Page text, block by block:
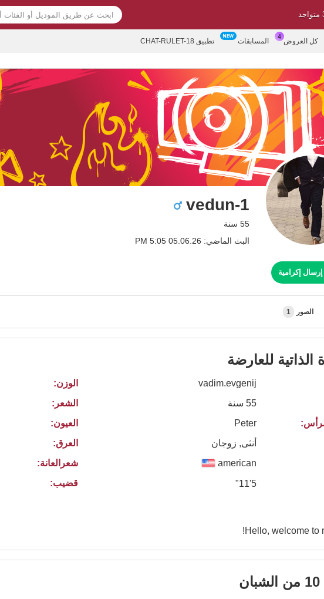
كل العروض المسابقات تطبيق CHAT-RULET-18
vedun-1
55 سنة
البث الماضي: 05.06.26 5:05 PM
إرسال إكرامية
الصور 1
الذاتية للعارضة
vadim.evgenij
55 سنة
Peter
أنثى, زوجان
american
5'11"
الوزن:
الشعر:
العيون:
العرق:
شعرالعانة:
قضيب:
Hello, welcome to